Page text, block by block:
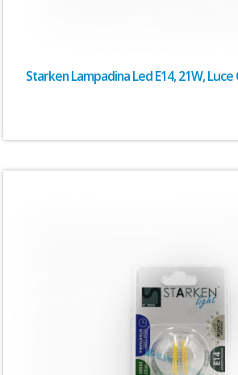
Starken Lampadina Led E14, 21W,